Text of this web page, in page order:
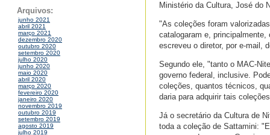
Arquivos:
junho 2021
abril 2021
março 2021
dezembro 2020
outubro 2020
setembro 2020
julho 2020
junho 2020
maio 2020
abril 2020
março 2020
fevereiro 2020
janeiro 2020
novembro 2019
outubro 2019
setembro 2019
agosto 2019
julho 2019
Ministério da Cultura, José do
"As coleções foram
catalogaram e,
escreveu o diretor, por e-mail,
Segundo ele, "tanto o MAC-
governo federal, inclusive.
coleções, quantos técnicos,
daria para adquirir tais
Já o secretário da Cultura de
toda a coleção de Sattamini: